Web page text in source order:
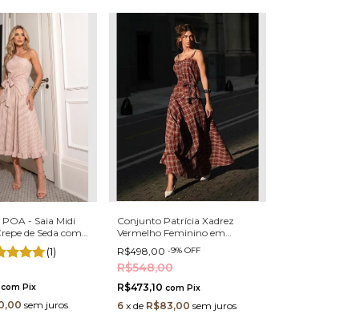
POA - Saia Midi
de Seda com
(1)
com Pix
sem juros
Conjunto Patrícia Xadrez
Vermelho Feminino em
Tricoline de Algodão com
Blusa Peplum e Saia
R$498,00 -9% OFF
R$548,00
R$473,10 com Pix
6 x de R$83,00 sem juros